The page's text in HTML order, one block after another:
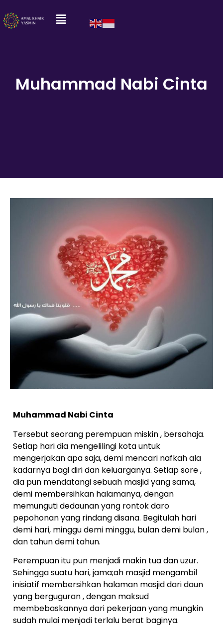
Muhammad Nabi Cinta
Muhammad Nabi Cinta
Tersebut seorang perempuan miskin , bersahaja.
Setiap hari dia mengelilingi kota untuk
mengerjakan apa saja, demi mencari nafkah ala
kadarnya bagi diri dan keluarganya. Setiap sore ,
dia pun mendatangi sebuah masjid yang sama,
demi membersihkan halamanya, dengan
memunguti dedaunan yang rontok daro
pepohonan yang rindang disana. Begitulah hari
demi hari, minggu demi minggu, bulan demi bulan ,
dan tahun demi tahun.
Perempuan itu pun menjadi makin tua dan uzur.
Sehingga suatu hari, jama;ah masjid mengambil
inisiatif membersihkan halaman masjid dari daun
yang berguguran , dengan maksud
membebaskannya dari pekerjaan yang mungkin
sudah mulai menjadi terlalu berat baginya.